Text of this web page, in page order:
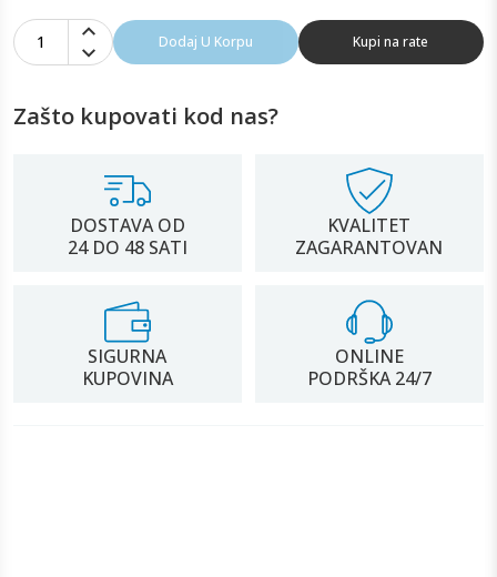
1 Dodaj U Korpu Kupi na rate
Zašto kupovati kod nas?
DOSTAVA OD
24 DO 48 SATI
KVALITET
ZAGARANTOVAN
SIGURNA
KUPOVINA
ONLINE
PODRŠKA 24/7